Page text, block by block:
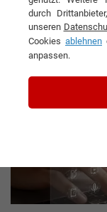
wichtiger
durch
unseren
Cookies ablehnen
anpassen.